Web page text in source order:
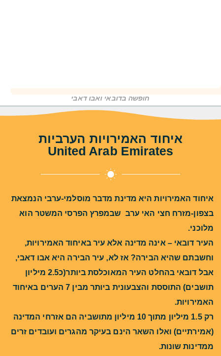
חופשה בדובאי ואבו דאבי
איחוד האמירויות הערביות
United Arab Emirates
איחוד האמירויות היא מדינת מדבר מוסלמי-ערבי הנמצאת
בצפון-מזרח חצי האי ערב שבמפרץ הפרסי המשטר הוא
מלוכני.
העיר דובאי – אינה מדינה אלא עיר באיחוד האמירויות,
וחשבתם שהיא הבירה? אז לא, עיר הבירה היא אבו דאבי,
אבל דובאי בהחלט העיר המאוכלסת ביותר(כ2.5 מיליון
תושבים) התוססת והצבעונית ביותר מבין 7 הערים באיחוד
האמירויות.
רק 1.5 מיליון מתוך 10 מיליון מתושביה הם אזרחי המדינה
(אמירתיים) ואלו השאר הינם בעיקר מהגרים ועובדים זרים
ממדינות שונות.